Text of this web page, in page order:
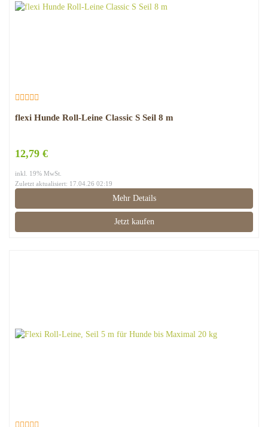
flexi Hunde Roll-Leine Classic S Seil 8 m
12,79 €
inkl. 19% MwSt.
Zuletzt aktualisiert: 17.04.26 02:19
Mehr Details
Jetzt kaufen